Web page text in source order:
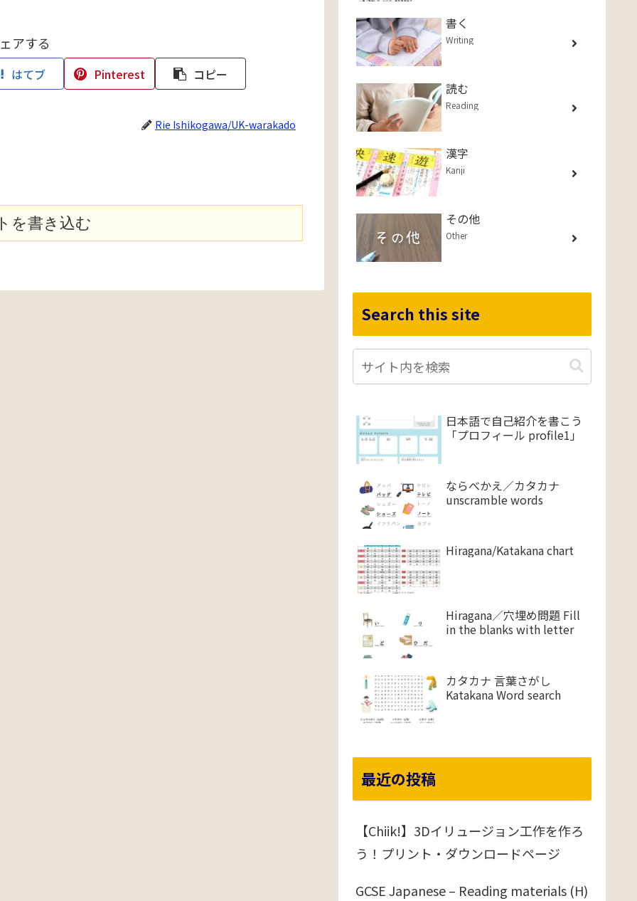
アする
はてブ Pinterest コピー
Rie Ishikogawa/UK-warakado
を書き込む
書く
Writing
読む
Reading
漢字
Kanji
その他
Other
Search this site
日本語で自己紹介を書こう
「プロフィール profile1」
ならべかえ／カタカナ
unscramble words
Hiragana/Katakana chart
Hiragana／穴埋め問題 Fill
in the blanks with letter
カタカナ 言葉さがし
Katakana Word search
最近の投稿
【Chiik!】3Dイリュージョン工作を作ろ
う！プリント・ダウンロードページ
GCSE Japanese – Reading materials (H)